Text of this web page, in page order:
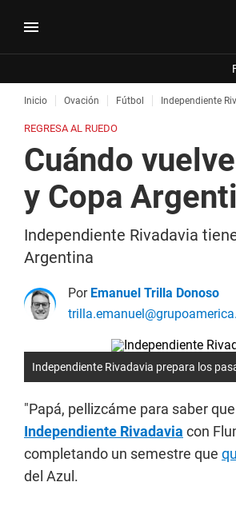
Inicio Ovación Fútbol Independiente
REGRESA AL RUEDO
Cuándo
y Copa
Independiente Rivadavia
Argentina
Por Emanuel Trilla Donoso
Independiente Rivadavia prepara los
"Papá, pellizcáme para saber
Independiente Rivadavia con
completando un semestre que
del Azul.